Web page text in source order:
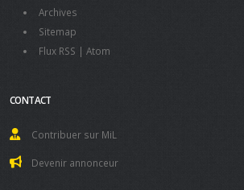
Archives
Sitemap
Flux RSS | Atom
CONTACT
Contribuer sur MiL
Devenir annonceur